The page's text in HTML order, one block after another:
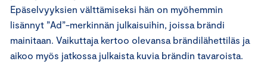
Epäselvyyksien välttämiseksi hän on myöhemmin
lisännyt ”Ad”-merkinnän julkaisuihin, joissa brändi
mainitaan. Vaikuttaja kertoo olevansa brändilähettiläs ja
aikoo myös jatkossa julkaista kuvia brändin tavaroista.